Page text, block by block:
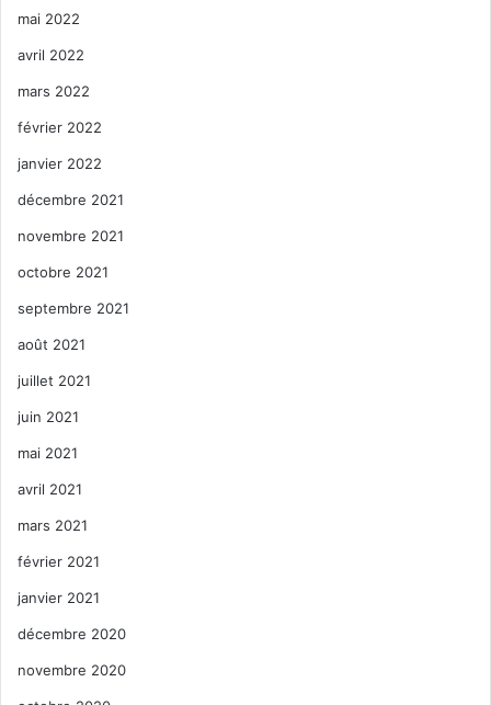
mai 2022
avril 2022
mars 2022
février 2022
janvier 2022
décembre 2021
novembre 2021
octobre 2021
septembre 2021
août 2021
juillet 2021
juin 2021
mai 2021
avril 2021
mars 2021
février 2021
janvier 2021
décembre 2020
novembre 2020